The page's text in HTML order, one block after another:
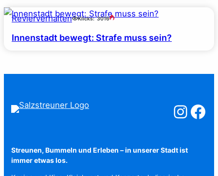
Revierverhalten Klicks: 3016
Innenstadt bewegt: Strafe muss sein?
Salzstreuner
Streunen, Bummeln und Erleben – in unserer Stadt ist
immer etwas los.